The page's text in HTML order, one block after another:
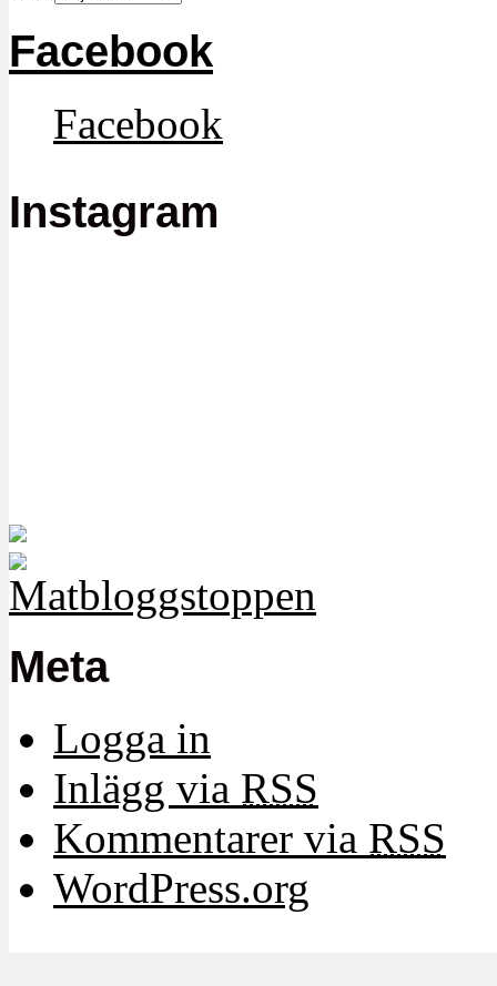
Facebook
Facebook
Instagram
Meta
Logga in
Inlägg via RSS
Kommentarer via RSS
WordPress.org